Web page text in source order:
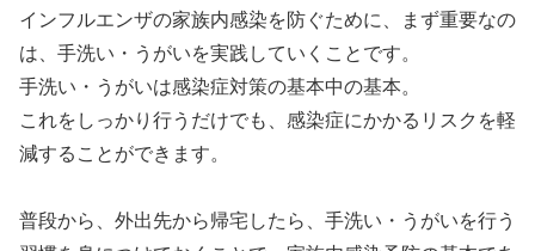
インフルエンザの家族内感染を防ぐために、まず重要なの
は、手洗い・うがいを実践していくことです。
手洗い・うがいは感染症対策の基本中の基本。
これをしっかり行うだけでも、感染症にかかるリスクを軽
減することができます。
普段から、外出先から帰宅したら、手洗い・うがいを行う